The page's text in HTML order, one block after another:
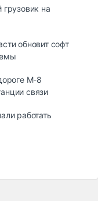
на
обновит софт
М-8
связи
работать